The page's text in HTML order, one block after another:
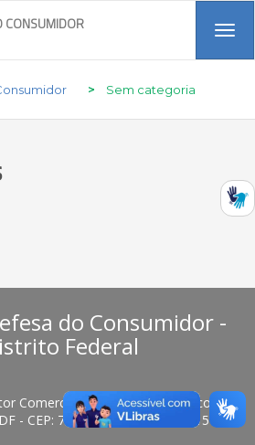
CONSUMIDOR
> Sem categoria
do Consumidor -
Federal
Comercial Sul, Quadra 08, Bloco B-
- CEP: 70.333-900 - Telefone: 151